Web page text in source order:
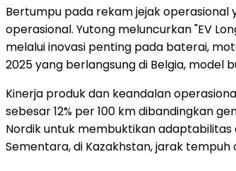
Bertumpu pada rekam jejak
operasional. Yutong meluncurkan "EV
melalui inovasi penting pada baterai,
2025 yang berlangsung di Belgia, model
Kinerja produk dan keandalan
sebesar 12% per 100 km dibandingkan
Nordik untuk membuktikan adaptabilitas
Sementara, di Kazakhstan, jarak